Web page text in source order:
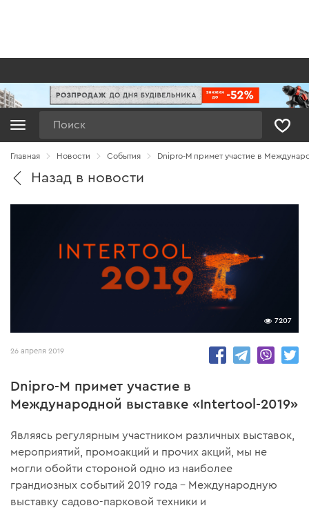
Главная Новости Cобытия Dnipro-M примет участие в
Назад в новости
7207
26 апреля 2019
Dnipro-M примет участие в
Международной выставке «Intertool-2019»
Являясь регулярным участником различных выставок,
мероприятий, промоакций и прочих акций, мы не
могли обойти стороной одно из наиболее
грандиозных событий 2019 года – Международную
выставку садово-парковой техники и